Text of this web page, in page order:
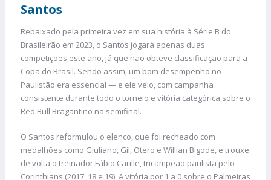
Santos
Rebaixado pela primeira vez em sua história à Série B do
Brasileirão em 2023, o Santos jogará apenas duas
competições este ano, já que não obteve classificação para a
Copa do Brasil. Sendo assim, um bom desempenho no
Paulistão era essencial — e ele veio, com campanha
consistente durante todo o torneio e vitória categórica sobre o
Red Bull Bragantino na semifinal.
O Santos reformulou o elenco, que foi recheado com
medalhões como Giuliano, Gil, Otero e Willian Bigode, e trouxe
de volta o treinador Fábio Carille, tricampeão paulista pelo
Corinthians (2017, 18 e 19). A vitória por 1 a 0 sobre o Palmeiras